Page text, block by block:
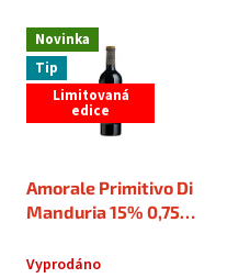
Novinka
Tip
Limitovaná
edice
Amorale Primitivo Di
Manduria 15% 0,75 l
Vyprodáno